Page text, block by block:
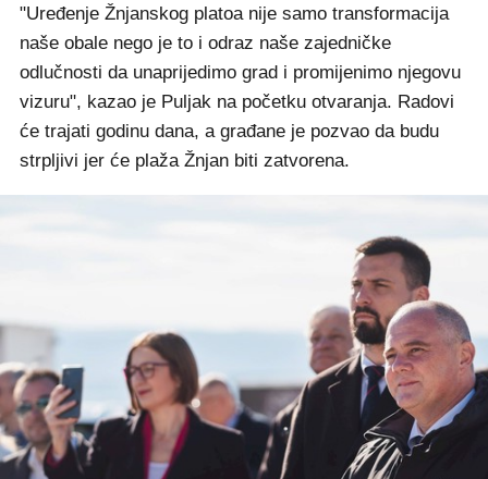
"Uređenje Žnjanskog platoa nije samo transformacija
naše obale nego je to i odraz naše zajedničke
odlučnosti da unaprijedimo grad i promijenimo njegovu
vizuru", kazao je Puljak na početku otvaranja. Radovi
će trajati godinu dana, a građane je pozvao da budu
strpljivi jer će plaža Žnjan biti zatvorena.